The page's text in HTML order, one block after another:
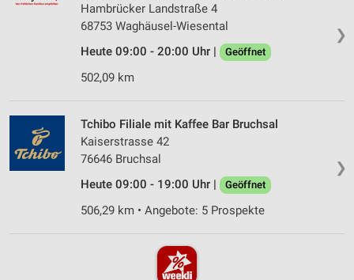
❯
Hambrücker Landstraße 4
68753 Waghäusel-Wiesental
Heute 09:00 - 20:00 Uhr |
Geöffnet
502,09 km
❯
Tchibo Filiale mit Kaffee Bar Bruchsal
Kaiserstrasse 42
76646 Bruchsal
Heute 09:00 - 19:00 Uhr |
Geöffnet
506,29 km • Angebote: 5 Prospekte